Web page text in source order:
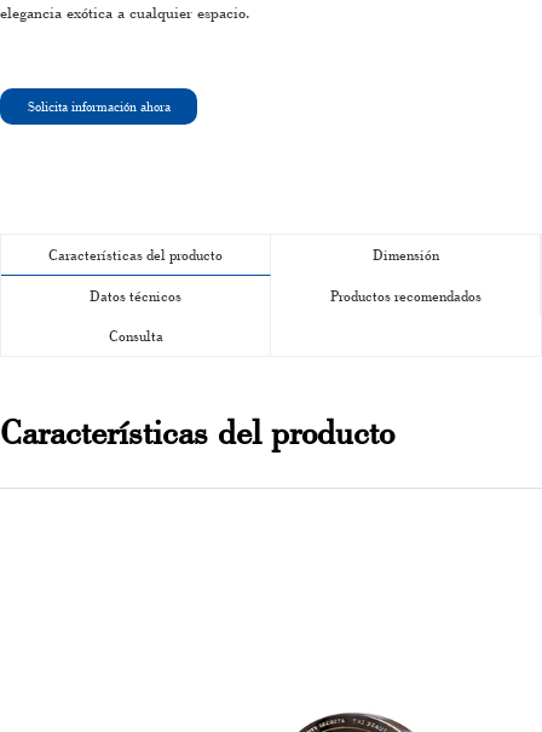
elegancia exótica a cualquier espacio.
Solicita información ahora
Características del producto Dimensión
Datos técnicos Productos recomendados
Consulta
Características del producto